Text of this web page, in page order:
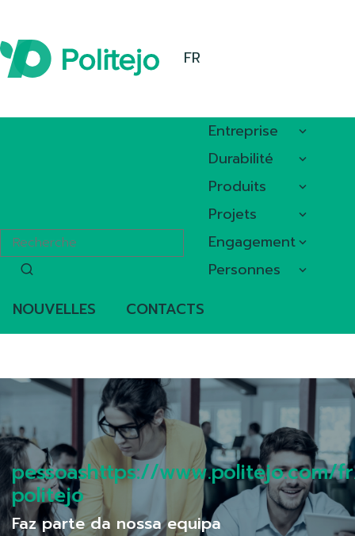
FR
Entreprise
Durabilité
Produits
Projets
Engagement
Personnes
NOUVELLES
CONTACTS
pessoashttps://www.politejo.com/
politejo
Faz parte da nossa equipa